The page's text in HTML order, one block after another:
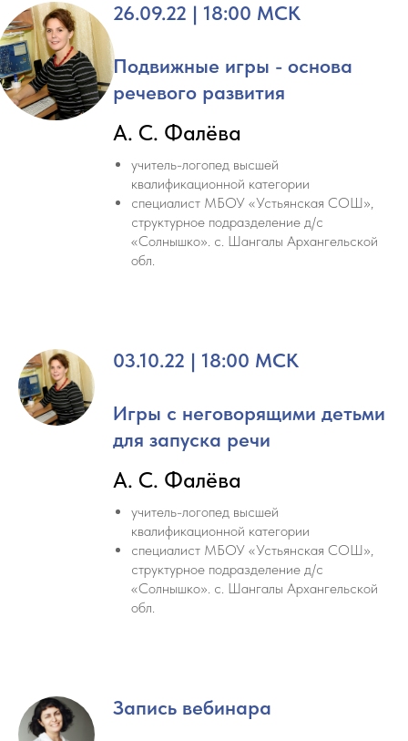
26.09.22 | 18:00 МСК
Подвижные игры - основа
речевого развития
А. С. Фалёва
учитель-логопед высшей
квалификационной категории
специалист МБОУ «Устьянская СОШ»,
структурное подразделение д/c
«Солнышко». с. Шангалы Архангельской
обл.
03.10.22 | 18:00 МСК
Игры с неговорящими детьми
для запуска речи
А. С. Фалёва
учитель-логопед высшей
квалификационной категории
специалист МБОУ «Устьянская СОШ»,
структурное подразделение д/c
«Солнышко». с. Шангалы Архангельской
обл.
Запись вебинара